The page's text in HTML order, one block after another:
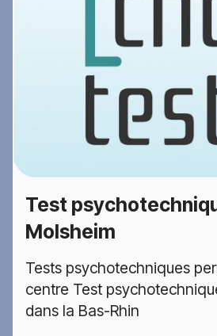
Test
Molsheim
Tests psychotechniques
centre Test
dans la Bas-Rhin